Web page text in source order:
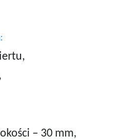
– 30 mm,